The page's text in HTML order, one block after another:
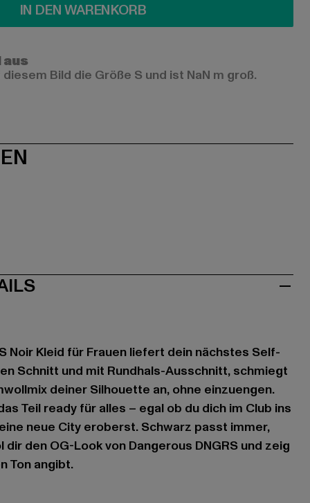
IN DEN WARENKORB
Bild die Größe S und ist NaN m groß.
Noir Kleid für Frauen liefert dein nächstes Self-
Schnitt und mit Rundhals-Ausschnitt, schmiegt
deiner Silhouette an, ohne einzuengen.
Teil ready für alles – egal ob du dich im Club ins
neue City eroberst. Schwarz passt immer,
den OG-Look von Dangerous DNGRS und zeig
Ton angibt.